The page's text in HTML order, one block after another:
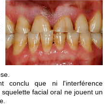
conclu que ni l'interférence
facial oral ne jouent un